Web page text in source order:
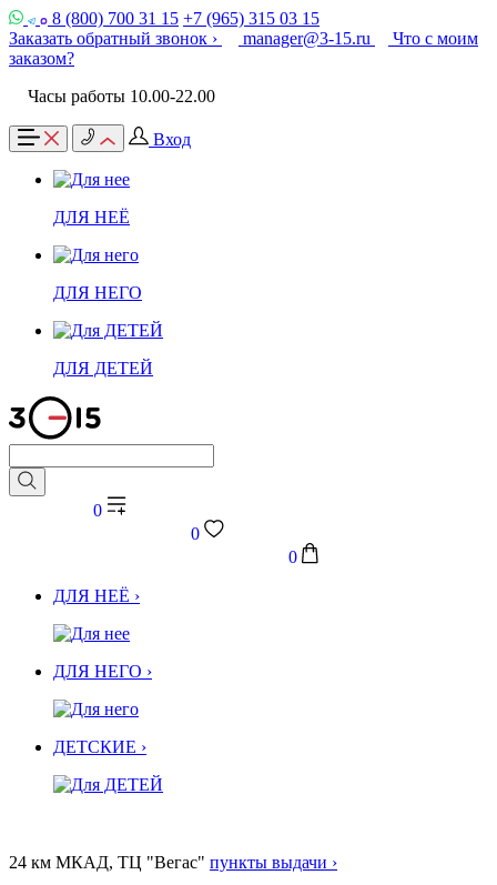
8 (800) 700 31 15 +7 (965) 315 03 15
Заказать обратный звонок ›
manager@3-15.ru
Что с моим
заказом?
Часы работы 10.00-22.00
Вход
ДЛЯ НЕЁ
ДЛЯ НЕГО
ДЛЯ ДЕТЕЙ
0
0
0
ДЛЯ НЕЁ ›
ДЛЯ НЕГО ›
ДЕТСКИЕ ›
24 км МКАД, ТЦ "Вегас" пункты выдачи ›